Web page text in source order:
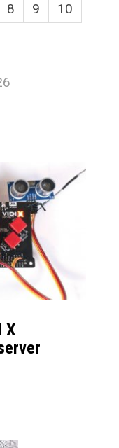
8 9
10
X